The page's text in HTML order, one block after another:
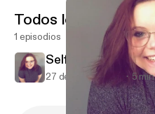
Todos los episodios
1 episodios
Self Love
27 de feb de 2019 5 min